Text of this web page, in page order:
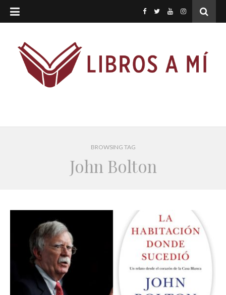
BROWSING TAG
John Bolton